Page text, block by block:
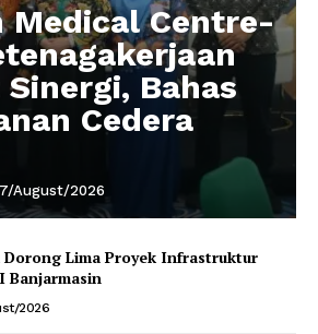
Medical Centre-
Bahas
Cedera
August/2026
Dorong Lima Proyek Infrastruktur
Banjarmasin
2026